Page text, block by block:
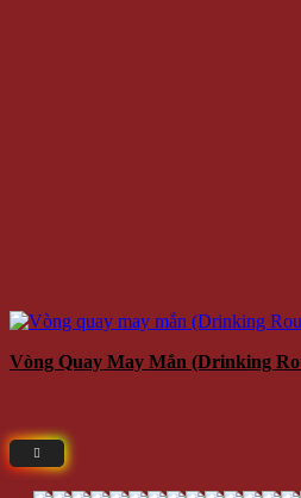
Vòng Quay May Mắn (Drinking